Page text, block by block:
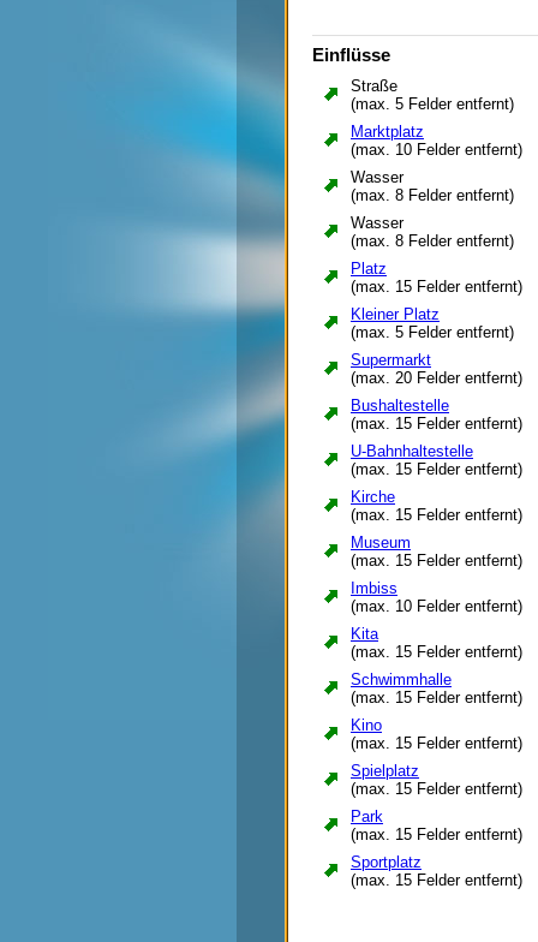
Marktplatz
mittleres Wohnhaus
Museum
Park
Parkplatz
Polizei
Raketenbasis
Rathaus
Recyclinghof
Sägewerk
Schatzamt
Schule
Schwimmhalle
Solarkraftwerk
Spedition
Spielplatz
Sportplatz
Stahlwerk
Supermarkt
Tourismusbüro
U-Bahnhaltestelle
Universität
Werkbüro
Windrad
Einflüsse
Straße
(max. 5 Felder entfernt)
Marktplatz
(max. 10 Felder entfernt)
Wasser
(max. 8 Felder entfernt)
Wasser
(max. 8 Felder entfernt)
Platz
(max. 15 Felder entfernt)
Kleiner Platz
(max. 5 Felder entfernt)
Supermarkt
(max. 20 Felder entfernt)
Bushaltestelle
(max. 15 Felder entfernt)
U-Bahnhaltestelle
(max. 15 Felder entfernt)
Kirche
(max. 15 Felder entfernt)
Museum
(max. 15 Felder entfernt)
Imbiss
(max. 10 Felder entfernt)
Kita
(max. 15 Felder entfernt)
Schwimmhalle
(max. 15 Felder entfernt)
Kino
(max. 15 Felder entfernt)
Spielplatz
(max. 15 Felder entfernt)
Park
(max. 15 Felder entfernt)
Sportplatz
(max. 15 Felder entfernt)